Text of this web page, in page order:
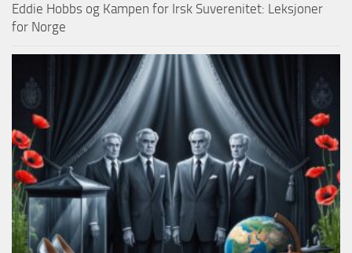
Eddie Hobbs og Kampen for Irsk Suverenitet: Leksjoner
for Norge